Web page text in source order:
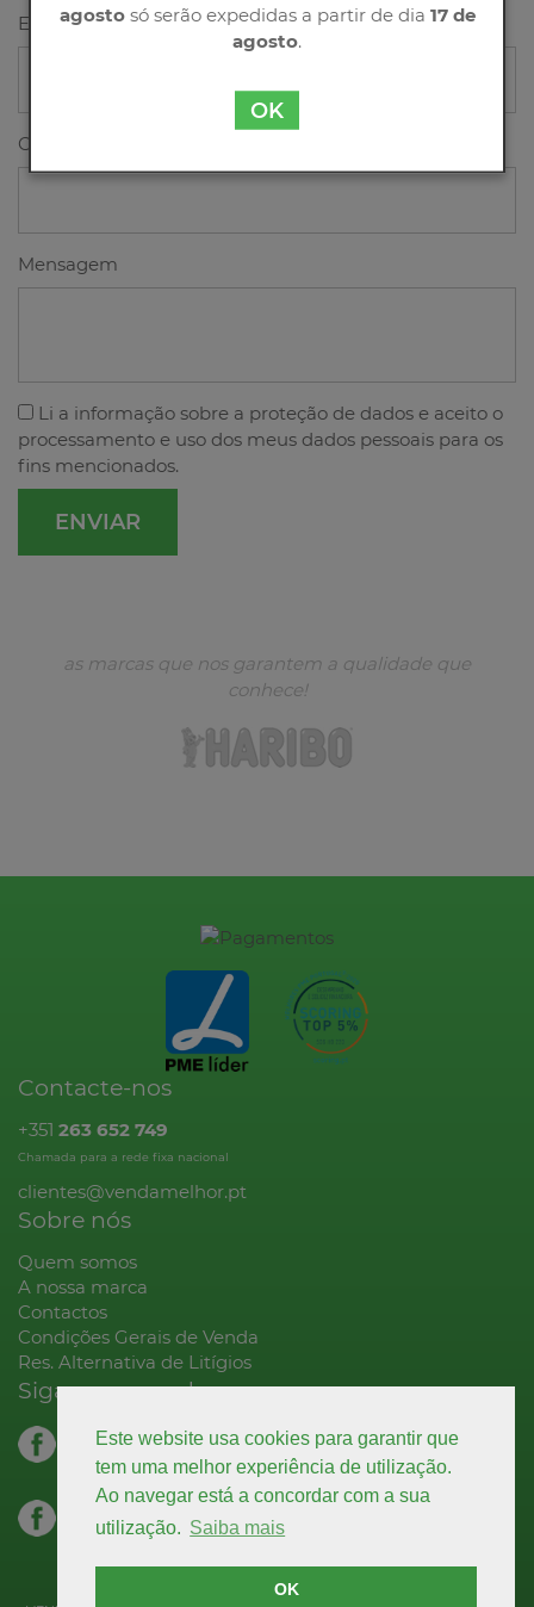
Este website usa cookies para garantir que
tem uma melhor experiência de utilização.
Ao navegar está a concordar com a sua
utilização. Saiba mais
OK
Email
Contacto
Mensagem
Li a informação sobre a proteção de dados e aceito o
processamento e uso dos meus dados pessoais para os
fins mencionados.
as marcas que nos garantem a qualidade que
conhece!
Contacte-nos
+351 263 652 749
Chamada para a rede fixa nacional
clientes@vendamelhor.pt
Sobre nós
Quem somos
A nossa marca
Contactos
Condições Gerais de Venda
Res. Alternativa de Litígios
Siga-nos na rede
facebook.com
decoração
facebook.com
higiene & limpeza
agostosó serão expedidas a partir de dia 17 de
agosto.
OK